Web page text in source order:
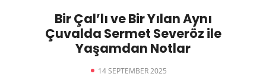
Bir Çal’lı ve Bir Yılan Aynı
Çuvalda Sermet Severöz ile
Yaşamdan Notlar
14 SEPTEMBER 2025